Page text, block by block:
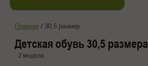
Главная / 30,5 размер
Детская обувь 30,5 размера
2 модели